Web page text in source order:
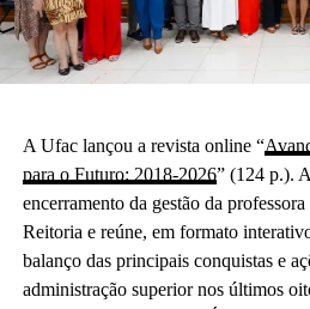
A Ufac lançou a revista online “
para o Futuro: 2018-2026” (124 p.).
encerramento da gestão da
Reitoria e reúne, em formato
balanço das principais conquistas e
administração superior nos últimos